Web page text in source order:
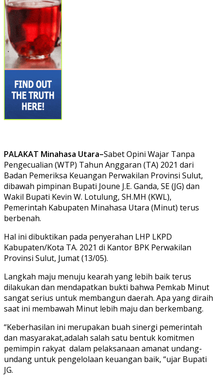
PALAKAT Minahasa Utara–Sabet Opini Wajar Tanpa
Pengecualian (WTP) Tahun Anggaran (TA) 2021 dari
Badan Pemeriksa Keuangan Perwakilan Provinsi Sulut,
dibawah pimpinan Bupati Joune J.E. Ganda, SE (JG) dan
Wakil Bupati Kevin W. Lotulung, SH.MH (KWL),
Pemerintah Kabupaten Minahasa Utara (Minut) terus
berbenah.
Hal ini dibuktikan pada penyerahan LHP LKPD
Kabupaten/Kota TA. 2021 di Kantor BPK Perwakilan
Provinsi Sulut, Jumat (13/05).
Langkah maju menuju kearah yang lebih baik terus
dilakukan dan mendapatkan bukti bahwa Pemkab Minut
sangat serius untuk membangun daerah. Apa yang diraih
saat ini membawah Minut lebih maju dan berkembang.
“Keberhasilan ini merupakan buah sinergi pemerintah
dan masyarakat,adalah salah satu bentuk komitmen
pemimpin rakyat dalam pelaksanaan amanat undang-
undang untuk pengelolaan keuangan baik, “ujar Bupati
JG.